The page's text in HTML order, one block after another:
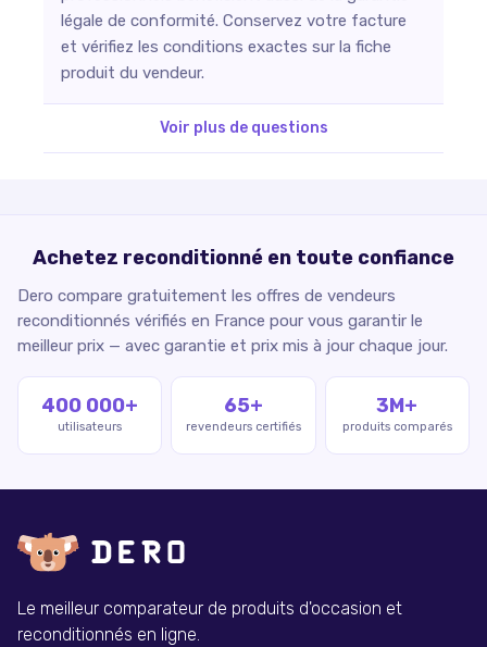
légale de conformité. Conservez votre facture
et vérifiez les conditions exactes sur la fiche
produit du vendeur.
Voir plus de questions
Achetez reconditionné en toute confiance
Dero compare gratuitement les offres de vendeurs
reconditionnés vérifiés en France pour vous garantir le
meilleur prix — avec garantie et prix mis à jour chaque jour.
400 000+
utilisateurs
65+
revendeurs certifiés
3M+
produits comparés
Le meilleur comparateur de produits d'occasion et
reconditionnés en ligne.